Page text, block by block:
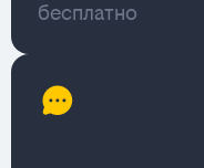
бесплатно